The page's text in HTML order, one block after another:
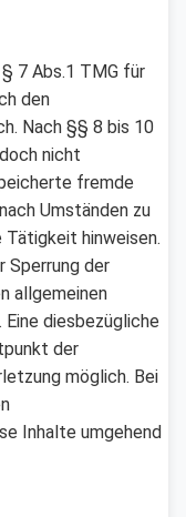
7 Abs.1 TMG für
den
Nach §§ 8 bis 10
nicht
fremde
Umständen zu
hinweisen.
Sperrung der
allgemeinen
diesbezügliche
der
möglich. Bei
Inhalte umgehend